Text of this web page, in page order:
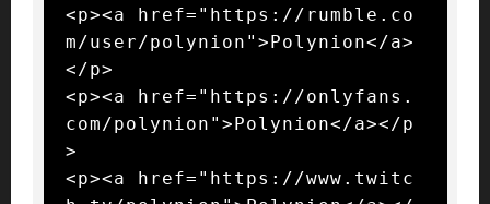
<p><a href="https://rumble.co
m/user/polynion">Polynion</a>
</p>
<p><a href="https://onlyfans.
com/polynion">Polynion</a></p
>
<p><a href="https://www.twitc